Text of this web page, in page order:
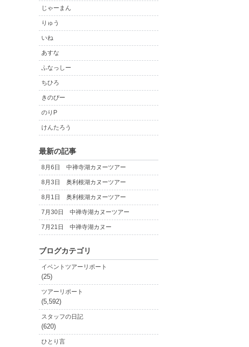
じゃーまん
りゅう
いね
あすな
ふなっしー
ちひろ
きのぴー
のりP
けんたろう
最新の記事
8月6日 中禅寺湖カヌーツアー
8月3日 奥利根湖カヌーツアー
8月1日 奥利根湖カヌーツアー
7月30日 中禅寺湖カヌーツアー
7月21日 中禅寺湖カヌー
ブログカテゴリ
イベントツアーリポート
(25)
ツアーリポート
(5,592)
スタッフの日記
(620)
ひとり言